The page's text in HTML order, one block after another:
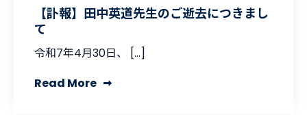
【訃報】田中英道先生のご逝去につきまし
て
令和7年4月30日、 […]
Read More